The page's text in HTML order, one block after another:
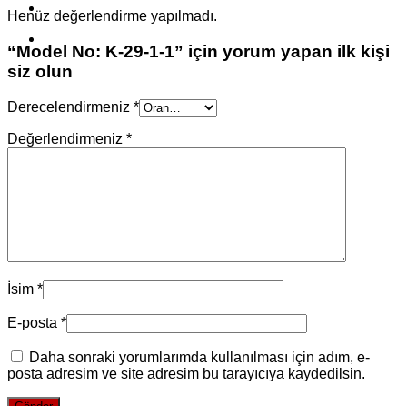
Henüz değerlendirme yapılmadı.
“Model No: K-29-1-1” için yorum yapan ilk kişi
siz olun
Derecelendirmeniz *
Değerlendirmeniz *
İsim *
E-posta *
Daha sonraki yorumlarımda kullanılması için adım, e-
posta adresim ve site adresim bu tarayıcıya kaydedilsin.